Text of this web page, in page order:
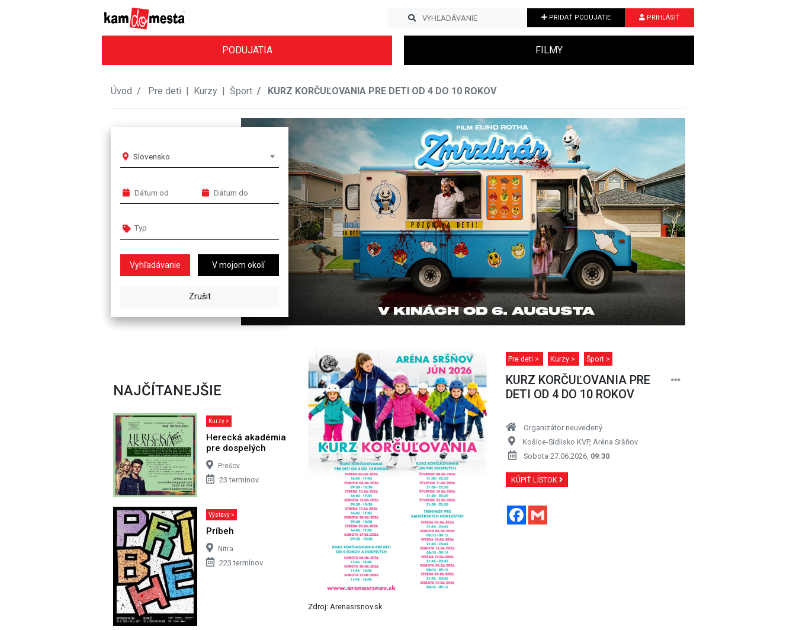
PRIDAŤ PODUJATIE PRIHLÁSIŤ
PODUJATIA FILMY
Úvod Pre deti | Kurzy | Šport KURZ KORČUĽOVANIA PRE DETI OD 4 DO 10 ROKOV
Slovensko
V mojom okolí
Previous Next
NAJČÍTANEJŠIE
Kurzy >
Herecká akadémia
pre dospelých
Prešov
23 termínov
Výstavy >
Príbeh
Nitra
223 termínov
Zdroj: Arenasrsnov.sk
Pre deti > Kurzy > Šport >
KURZ KORČUĽOVANIA PRE
DETI OD 4 DO 10 ROKOV
Organizátor neuvedený
Košice-Sídlisko KVP, Aréna Sršňov
Sobota 27.06.2026, 09:30
KÚPIŤ LÍSTOK
Facebook